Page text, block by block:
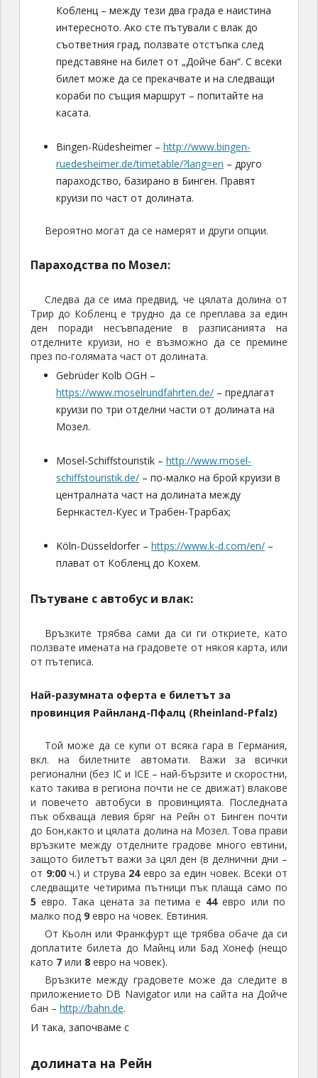
Кобленц – между тези два града е наистина
интересното. Ако сте пътували с влак до
съответния град, ползвате отстъпка след
представяне на билет от „Дойче бан“. С всеки
билет може да се прекачвате и на следващи
кораби по същия маршрут – попитайте на
касата.
Bingen-Rüdesheimer – http://www.bingen-
ruedesheimer.de/timetable/?lang=en – друго
параходство, базирано в Бинген. Правят
круизи по част от долината.
Вероятно могат да се намерят и други опции.
Параходства по Мозел:
Следва да се има предвид, че цялата долина от
Трир до Кобленц е трудно да се преплава за един
ден поради несъвпадение в разписанията на
отделните круизи, но е възможно да се премине
през по-голямата част от долината.
Gebrüder Kolb OGH –
https://www.moselrundfahrten.de/– предлагат
круизи по три отделни части от долината на
Мозел.
Mosel-Schiffstouristik – http://www.mosel-
schiffstouristik.de/– по-малко на брой круизи в
централната част на долината между
Бернкастел-Куес и Трабен-Трарбах;
Köln-Düsseldorfer – https://www.k-d.com/en/–
плават от Кобленц до Кохем.
Пътуване с автобус и влак:
Връзките трябва сами да си ги откриете, като
ползвате имената на градовете от някоя карта, или
от пътеписа.
Най-разумната оферта е билетът за
провинция Райнланд-Пфалц (Rheinland-Pfalz)
Той може да се купи от всяка гара в Германия,
вкл. на билетните автомати. Важи за всички
регионални (без IC и ICE – най-бързите и скоростни,
като такива в региона почти не се движат) влакове
и повечето автобуси в провинцията. Последната
пък обхваща левия бряг на Рейн от Бинген почти
до Бон,както и цялата долина на Мозел. Това прави
връзките между отделните градове много евтини,
защото билетът важи за цял ден (в делнични дни –
от 9:00ч.) и струва 24евро за един човек. Всеки от
следващите четирима пътници пък плаща само по
5 евро. Така цената за петима е 44евро или по
малко под 9евро на човек. Евтиния.
От Кьолн или Франкфурт ще трябва обаче да си
доплатите билета до Майнц или Бад Хонеф (нещо
като 7или 8евро на човек).
Връзките между градовете може да следите в
приложението DB Navigator или на сайта на Дойче
бан – http://bahn.de.
И така, започваме с
долината на Рейн